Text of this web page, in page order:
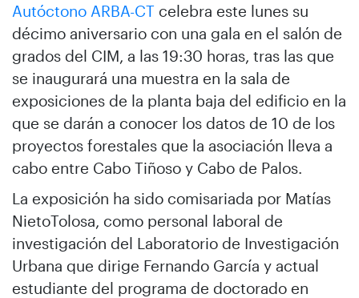
Autóctono ARBA-CT celebra este lunes su
décimo aniversario con una gala en el salón de
grados del CIM, a las 19:30 horas, tras las que
se inaugurará una muestra en la sala de
exposiciones de la planta baja del edificio en la
que se darán a conocer los datos de 10 de los
proyectos forestales que la asociación lleva a
cabo entre Cabo Tiñoso y Cabo de Palos.
La exposición ha sido comisariada por Matías
NietoTolosa, como personal laboral de
investigación del Laboratorio de Investigación
Urbana que dirige Fernando García y actual
estudiante del programa de doctorado en